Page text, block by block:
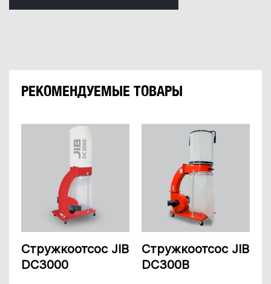
РЕКОМЕНДУЕМЫЕ ТОВАРЫ
Стружкоотсос JIB
DC3000
Стружкоотсос JIB
DC300B